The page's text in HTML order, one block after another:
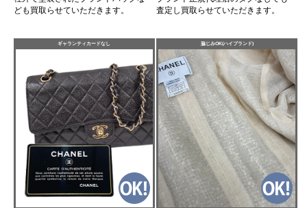
ども買取らせていただきます。
査定し買取らせていただきます。
ギャランティカードなし 脇じみOK(ハイブランド)